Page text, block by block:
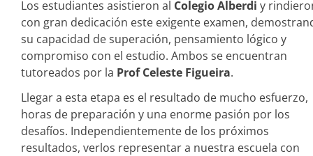
Los estudiantes asistieron al Colegio Alberdi y
con gran dedicación este exigente examen,
su capacidad de superación, pensamiento lógico y
compromiso con el estudio. Ambos se encuentran
tutoreados por la Prof Celeste Figueira.
Llegar a esta etapa es el resultado de mucho esfuerzo,
horas de preparación y una enorme pasión por los
desafíos. Independientemente de los próximos
resultados, verlos representar a nuestra escuela con